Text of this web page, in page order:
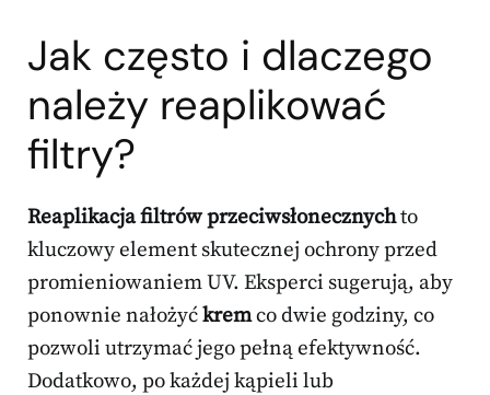
Jak często i dlaczego
należy reaplikować
filtry?
Reaplikacja filtrów przeciwsłonecznychto
kluczowy element skutecznej ochrony przed
promieniowaniem UV. Eksperci sugerują, aby
ponownie nałożyćkremco dwie godziny, co
pozwoli utrzymać jego pełną efektywność.
Dodatkowo, po każdej kąpieli lub